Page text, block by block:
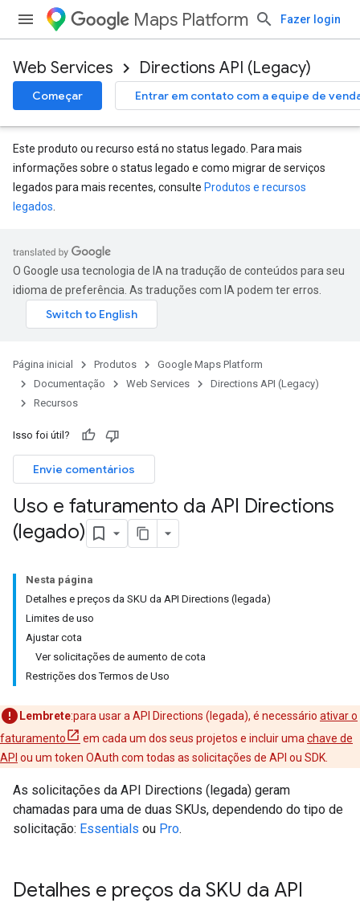
Maps Platform Fazer login
Web Services Directions API (Legacy)
Começar Entrar em contato com a equipe de
Este produto ou recurso está no status legado. Para mais
informações sobre o status legado e como migrar de serviços
legados para mais recentes, consulte Produtos e recursos
legados
O Google usa tecnologia de IA na tradução de conteúdos para seu
idioma de preferência. As traduções com IA podem ter erros.
Página inicial Produtos
Google Maps Platform
Documentação
Web Services
Directions API (Legacy)
Recursos
Isso foi útil?
Envie comentários
Uso e faturamento da API Directions
(legado)
Nesta página
Detalhes e preços da SKU da API Directions (legada)
Limites de uso
Ajustar cota
Ver solicitações de aumento de cota
Restrições dos Termos de Uso
Lembrete:para usar a API Directions (legada), é necessário ativar o
faturamento
em cada um dos seus projetos e incluir uma chave de
API ou um token OAuth com todas as solicitações de API ou SDK.
As solicitações da API Directions (legada) geram
chamadas para uma de duas SKUs, dependendo do tipo de
solicitação: Essentials ou Pro.
Detalhes e preços da SKU da API